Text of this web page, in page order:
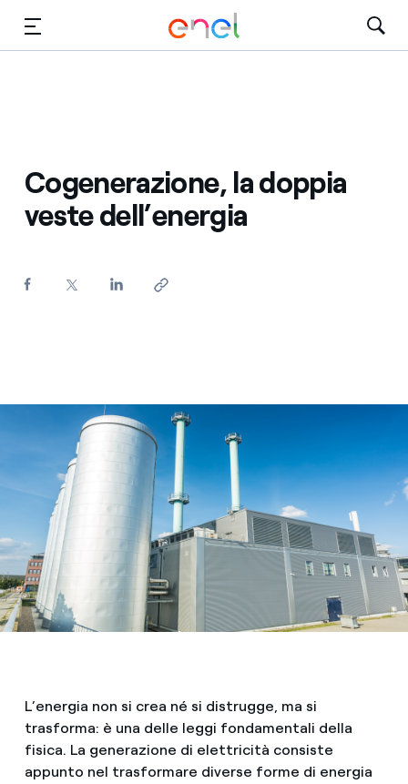
Cogenerazione, la doppia
veste dell’energia
L’energia non si crea né si distrugge, ma si
trasforma: è una delle leggi fondamentali della
fisica. La generazione di elettricità consiste
appunto nel trasformare diverse forme di energia